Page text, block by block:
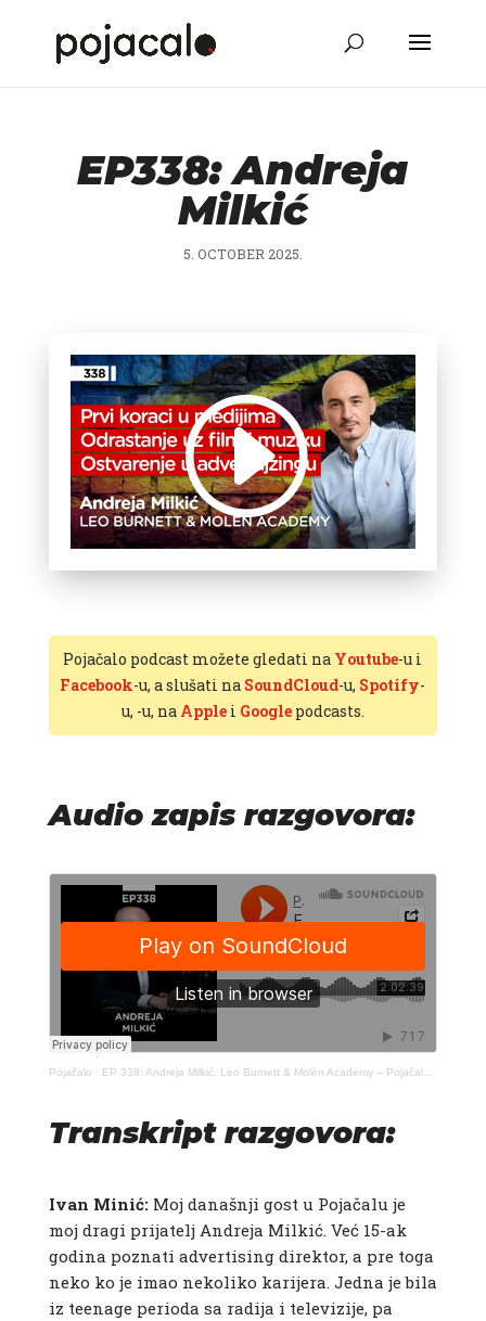
EP338: Andreja
Milkić
5. OCTOBER 2025.
Pojačalo podcast možete gledati na Youtube-u i
Facebook-u, a slušati na SoundCloud-u, Spotify-
u, -u, na Applei Googlepodcasts.
Audio zapis razgovora:
Pojačalo · EP 338: Andreja Milkić, Leo Burnett & Molèn Academy – Pojačalo podcast
Transkript razgovora:
Ivan Minić:​ Moj današnji gost u Pojačalu je
moj dragi prijatelj Andreja Milkić. Već 15-ak
godina poznati advertising direktor, a pre toga
neko ko je imao nekoliko karijera. Jedna je bila
iz teenage perioda sa radija i televizije, pa